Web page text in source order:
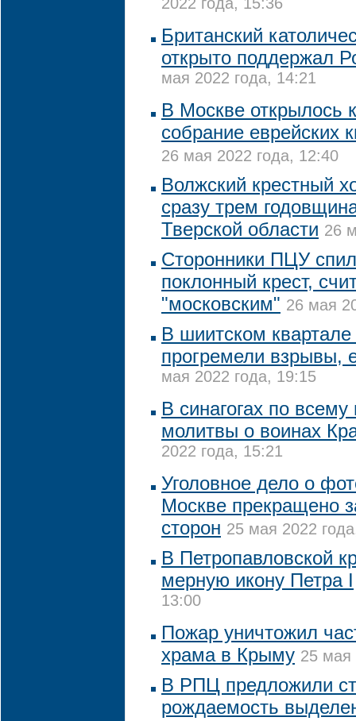
2022 года, 15:36
Британский
открыто поддержал
мая 2022 года, 14:21
В Москве открылось
собрание еврейских
26 мая 2022 года, 12:40
Волжский крестный
сразу трем
Тверской области 26
Сторонники ПЦУ
поклонный крест,
"московским" 26 мая
В шиитском
прогремели взрывы,
мая 2022 года, 19:15
В синагогах по
молитвы о воинах
2022 года, 15:21
Уголовное дело о
Москве прекращено
сторон 25 мая 2022
В Петропавловской
мерную икону Петра I
13:00
Пожар уничтожил
храма в Крыму 25 мая
В РПЦ предложили
рождаемость